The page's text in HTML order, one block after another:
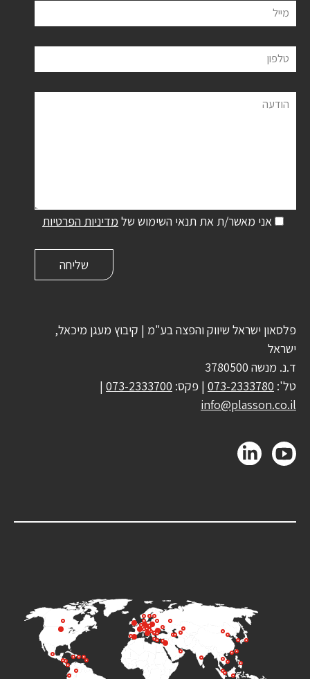
מייל
טלפון
הודעה
אני מאשר/ת את תנאי השימוש של מדיניות הפרטיות
פלסאון ישראל שיווק והפצה בע"מ | קיבוץ מעגן מיכאל,
ישראל
ד.נ. מנשה 3780500
טל': 073-2333780 | פקס: 073-2333700
|
info@plasson.co.il